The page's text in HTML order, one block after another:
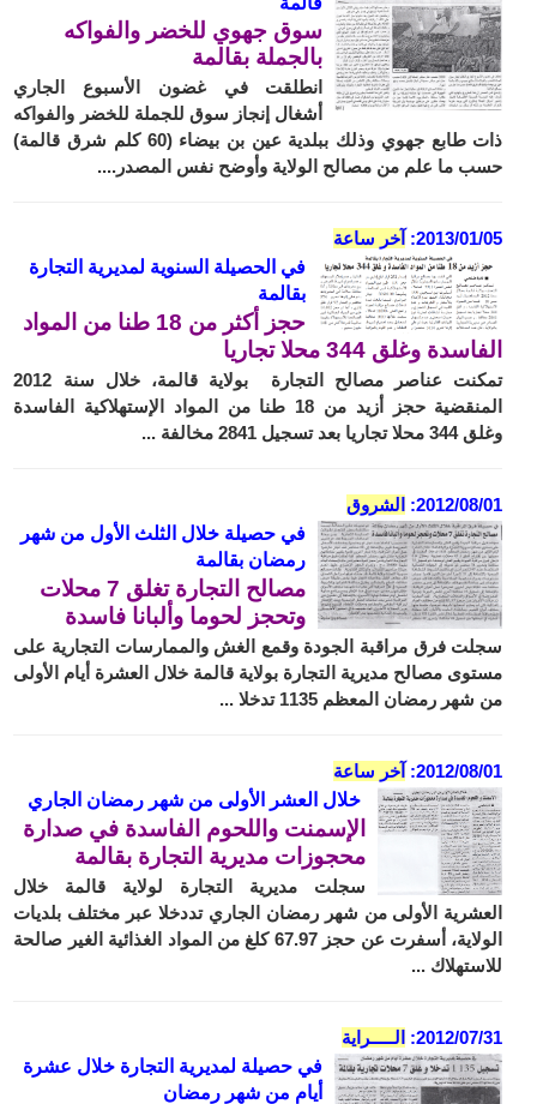
سوق جهوي للخضر والفواكه
بالجملة بقالمة
انطلقت في غضون الأسبوع الجاري
أشغال إنجاز سوق للجملة للخضر والفواكه
ذات طابع جهوي وذلك ببلدية عين بن بيضاء (60 كلم شرق قالمة)
حسب ما علم من مصالح الولاية وأوضح نفس المصدر....
2013/01/05:
آخر ساعة
في الحصيلة السنوية لمديرية التجارة
بقالمة
حجز أكثر من 18 طنا من المواد
الفاسدة وغلق 344 محلا تجاريا
تمكنت عناصر مصالح التجارة بولاية قالمة، خلال سنة 2012
المنقضية حجز أزيد من 18 طنا من المواد الإستهلاكية الفاسدة
وغلق 344 محلا تجاريا بعد تسجيل 2841 مخالفة ...
2012/08/01:
الشروق
في حصيلة خلال الثلث الأول من شهر
رمضان بقالمة
مصالح التجارة تغلق 7 محلات
وتحجز لحوما وألبانا فاسدة
سجلت فرق مراقبة الجودة وقمع الغش والممارسات التجارية على
مستوى مصالح مديرية التجارة بولاية قالمة خلال العشرة أيام الأولى
من شهر رمضان المعظم 1135 تدخلا ...
2012/08/01:
آخر ساعة
خلال العشر الأولى من شهر رمضان الجاري
الإسمنت واللحوم الفاسدة في صدارة
محجوزات مديرية التجارة بقالمة
سجلت مديرية التجارة لولاية قالمة خلال
العشرية الأولى من شهر رمضان الجاري تددخلا عبر مختلف بلديات
الولاية، أسفرت عن حجز 67.97 كلغ من المواد الغذائية الغير صالحة
للاستهلاك ...
2012/07/31:
الـــــراية
في حصيلة لمديرية التجارة خلال عشرة
أيام من شهر رمضان